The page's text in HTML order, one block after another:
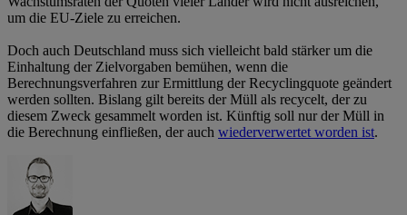
um die EU-Ziele zu erreichen.
Doch auch Deutschland muss sich vielleicht bald stärker um die
Einhaltung der Zielvorgaben bemühen, wenn die
Berechnungsverfahren zur Ermittlung der Recyclingquote geändert
werden sollten. Bislang gilt bereits der Müll als recycelt, der zu
diesem Zweck gesammelt worden ist. Künftig soll nur der Müll in
die Berechnung einfließen, der auch wiederverwertet worden ist.